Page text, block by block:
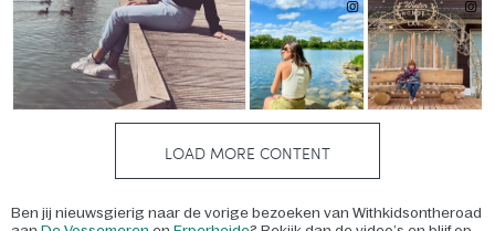
Ben jij nieuwsgierig naar de vorige bezoeken van Withkidsontheroad